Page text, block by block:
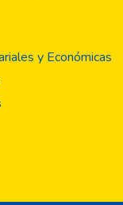
y Económicas